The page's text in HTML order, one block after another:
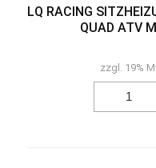
LQ RACING
QUAD ATV
zzgl. 19%